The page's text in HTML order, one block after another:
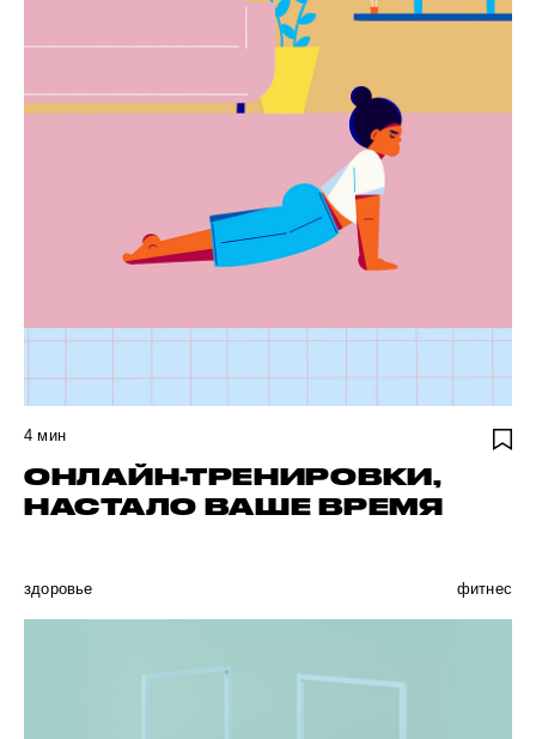
4 мин
ОНЛАЙН-ТРЕНИРОВКИ,
НАСТАЛО ВАШЕ ВРЕМЯ
здоровье фитнес